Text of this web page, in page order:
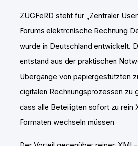
ZUGFeRD steht für „Zentraler
Forums elektronische Rechnung
wurde in Deutschland entwickelt.
entstand aus der praktischen
Übergänge von papiergestützten
digitalen Rechnungsprozessen zu
dass alle Beteiligten sofort zu rein
Formaten wechseln müssen.